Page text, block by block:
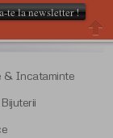
te la newsletter !
& Incataminte